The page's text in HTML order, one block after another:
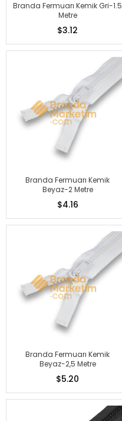
Branda Fermuarı Kemik Gri-1.5
Metre
$3.12
Branda Fermuarı Kemik
Beyaz-2 Metre
$4.16
Branda Fermuarı Kemik
Beyaz-2,5 Metre
$5.20